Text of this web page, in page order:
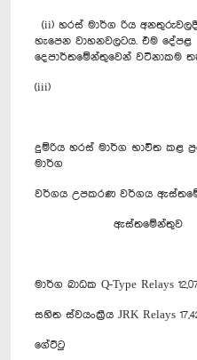
(ii) හරස් මාර්ග රිය
හැපෙන වාහනවලටය. එම
දෙපාර්තමේන්තුවෙන්
(iii)
දුම්රිය හරස් මාර්ග භාවිත කළ
මාර්ග
වර්ගය උපකරණ වර්ගය
ඇස්තමේන්තුව
මාර්ග බාධක Q-Type Relays
සහිත ස්වයංක්‍රීය JRK Relays
ගේට්ටු